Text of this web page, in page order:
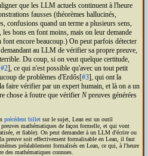
que les LLMactuels continuent à l'heure
fausses (théorèmes hallucinés,
confusions quand un terme a plusieurs sens,
bons en font moins, mais on leur demande
encore beaucoup.) On peut parfois détecter
au LLMde vérifier sa propre preuve,
Du coup, si on veut quelque certitude,
#2], ce qui n'est possible qu'avec un tout petit
de problèmes d'Erdős[#3], qui ont la
faire vérifier par un expert humain, et là on a un
chose à foutre que vérifier Npreuves générées
précédent billetsur le sujet, Lean est un outil
mathématiques de façon formelle, et qui vont
et fiable). On peut demander à un LLMd'écrire ou
preuve soit effectivement formalisable en Lean, il faut
préalablement formalisés en Lean, ce qui, à l'heure
mathématiques connues.